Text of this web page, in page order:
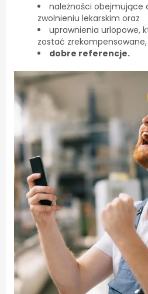
należności obejmujące
zwolnieniu lekarskim oraz
uprawnienia urlopowe,
zostać
dobre referencje.